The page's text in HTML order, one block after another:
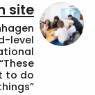
site
level
to do